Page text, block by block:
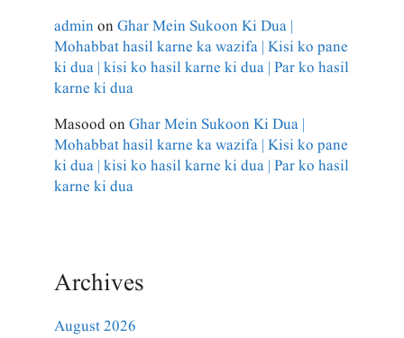
adminonGhar Mein Sukoon Ki Dua |
Mohabbat hasil karne ka wazifa | Kisi ko pane
ki dua | kisi ko hasil karne ki dua | Par ko hasil
karne ki dua
MasoodonGhar Mein Sukoon Ki Dua |
Mohabbat hasil karne ka wazifa | Kisi ko pane
ki dua | kisi ko hasil karne ki dua | Par ko hasil
karne ki dua
Archives
August 2026